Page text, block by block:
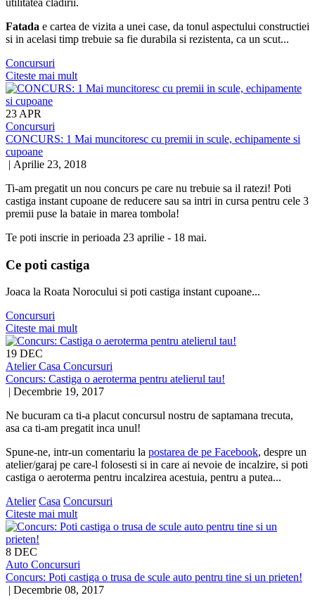
Fatada e cartea de vizita a unei case, da tonul aspectului constructiei
si in acelasi timp trebuie sa fie durabila si rezistenta, ca un scut...
Concursuri
Citeste mai mult
23 APR
Concursuri
CONCURS: 1 Mai muncitoresc cu premii in scule, echipamente si
cupoane
| Aprilie 23, 2018
Ti-am pregatit un nou concurs pe care nu trebuie sa il ratezi! Poti
castiga instant cupoane de reducere sau sa intri in cursa pentru cele 3
premii puse la bataie in marea tombola!
Te poti inscrie in perioada 23 aprilie - 18 mai.
Ce poti castiga
Joaca la Roata Norocului si poti castiga instant cupoane...
Concursuri
Citeste mai mult
19 DEC
AtelierCasa Concursuri
Concurs: Castiga o aeroterma pentru atelierul tau!
| Decembrie 19, 2017
Ne bucuram ca ti-a placut concursul nostru de saptamana trecuta,
asa ca ti-am pregatit inca unul!
Spune-ne, intr-un comentariu la postarea de pe Facebook, despre un
atelier/garaj pe care-l folosesti si in care ai nevoie de incalzire, si poti
castiga o aeroterma pentru incalzirea acestuia, pentru a putea...
Atelier Casa Concursuri
Citeste mai mult
8 DEC
Auto Concursuri
Concurs: Poti castiga o trusa de scule auto pentru tine si un prieten!
| Decembrie 08, 2017